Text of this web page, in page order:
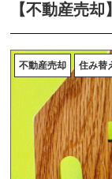
【不動産売
不動産売却 住み替